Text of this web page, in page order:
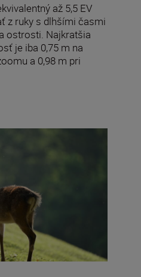
až 5,5 EV
z ruky s dlhšími časmi
ostrosti. Najkratšia
je iba 0,75 m na
a 0,98 m pri